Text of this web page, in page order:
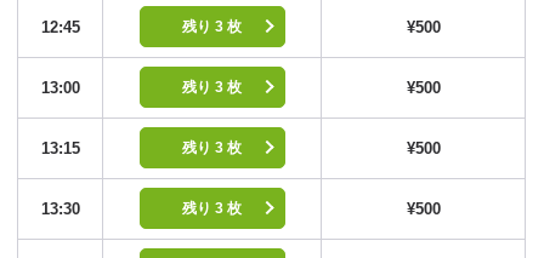
12:45 残り 3 枚 ¥500
13:00 残り 3 枚 ¥500
13:15 残り 3 枚 ¥500
13:30 残り 3 枚 ¥500